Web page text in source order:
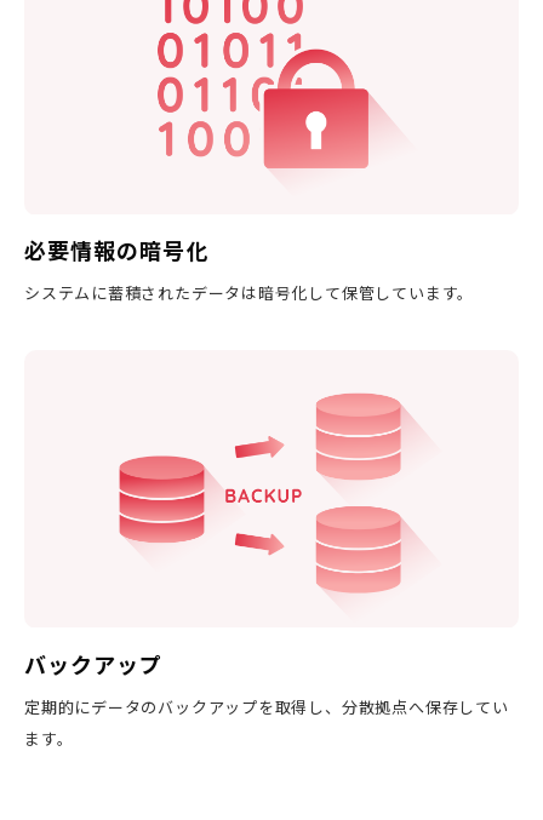
必要情報の暗号化
システムに蓄積されたデータは暗号化して保管しています。
バックアップ
定期的にデータのバックアップを取得し、分散拠点へ保存してい
ます。